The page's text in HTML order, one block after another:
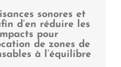
sonores et
d’en réduire les
pour
de zones de
à l’équilibre